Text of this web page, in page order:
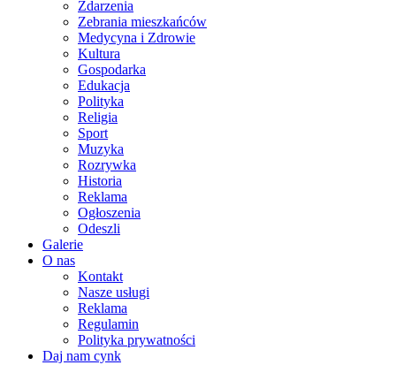
Zdarzenia
Zebrania mieszkańców
Medycyna i Zdrowie
Kultura
Gospodarka
Edukacja
Polityka
Religia
Sport
Muzyka
Rozrywka
Historia
Reklama
Ogłoszenia
Odeszli
Galerie
O nas
Kontakt
Nasze usługi
Reklama
Regulamin
Polityka prywatności
Daj nam cynk